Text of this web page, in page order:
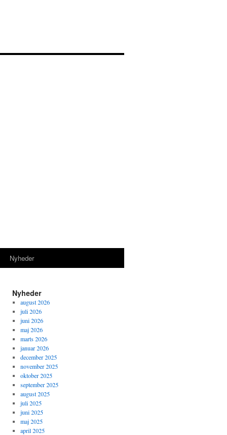
Nyheder
Nyheder
august 2026
juli 2026
juni 2026
maj 2026
marts 2026
januar 2026
december 2025
november 2025
oktober 2025
september 2025
august 2025
juli 2025
juni 2025
maj 2025
april 2025